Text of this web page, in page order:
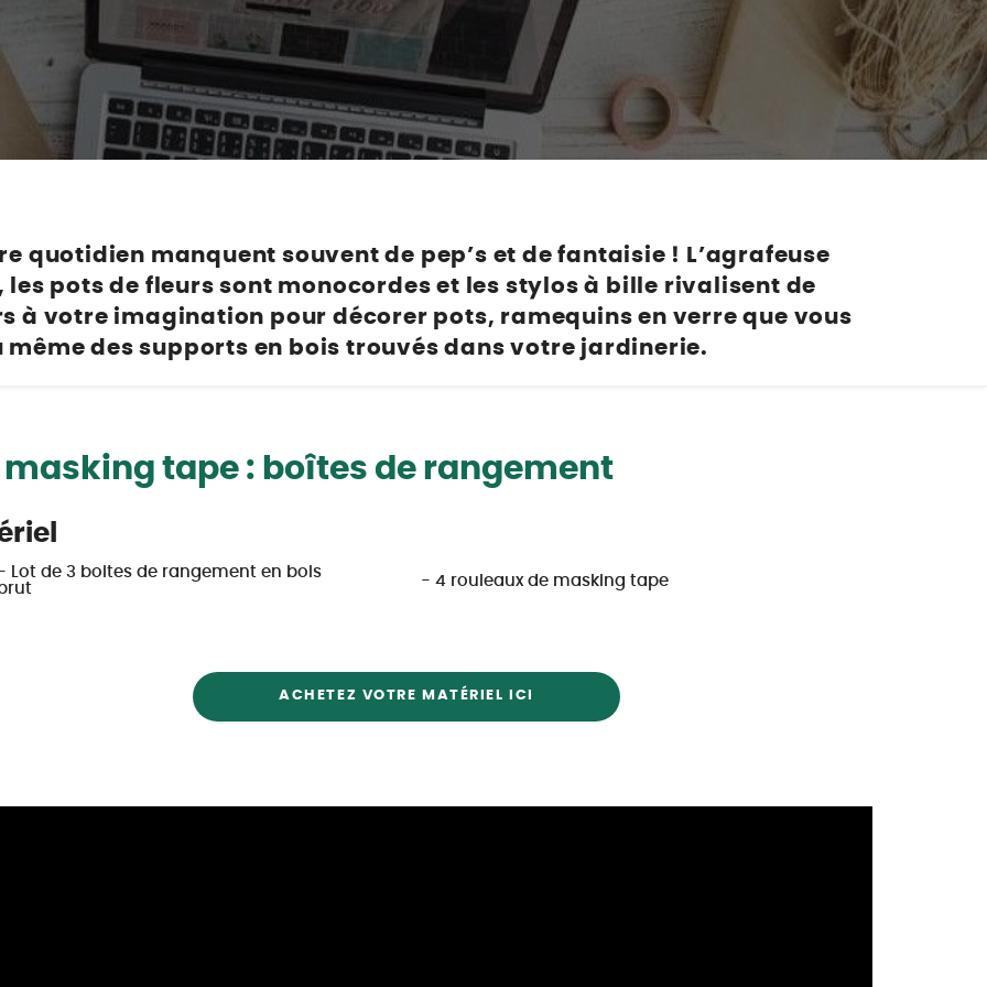
et aromatiques
légumes et aromatiques
agrumes
Nos marques de la nature
Ventes éphémères de plantes
Nos marques de la nature
et petits mammifères
soins
et petits mammifères
et accessoires
soins
jardin
Poulaillers, clapiers et accessoires
Alimentation
Hygiène et soins
Apiculture
Librairie et papeterie
Vêtements
quotidien manquent souvent de pep’s et de fantaisie ! L’agrafeuse
pots de fleurs sont monocordes et les stylos à bille rivalisent de
à votre imagination pour décorer pots, ramequins en verre que vous
même des supports en bois trouvés dans votre jardinerie.
masking tape : boîtes de rangement
Lot de 3 boites de rangement en bois
brut
- 4 rouleaux de masking tape
ACHETEZ VOTRE MATÉRIEL ICI